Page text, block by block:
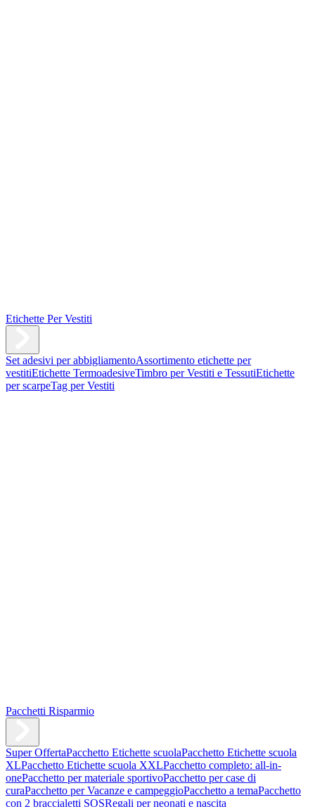
Etichette Per Vestiti
Set adesivi per abbigliamentoAssortimento etichette per
vestitiEtichette TermoadesiveTimbro per Vestiti e TessutiEtichette
per scarpeTag per Vestiti
Pacchetti Risparmio
Super OffertaPacchetto Etichette scuolaPacchetto Etichette scuola
XLPacchetto Etichette scuola XXLPacchetto completo: all-in-
onePacchetto per materiale sportivoPacchetto per case di
curaPacchetto per Vacanze e campeggioPacchetto a temaPacchetto
con 2 braccialetti SOSRegali per neonati e nascita